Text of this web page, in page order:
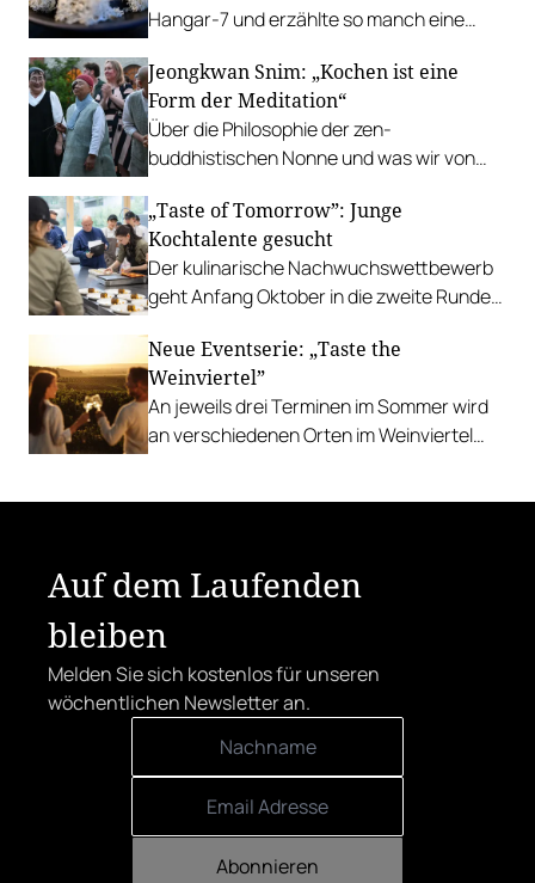
Hangar-7 und erzählte so manch eine
Jeongkwan Snim: „Kochen ist eine
Form der Meditation“
Über die Philosophie der zen-
buddhistischen Nonne und was wir von
„Taste of Tomorrow”: Junge
Kochtalente gesucht
Der kulinarische Nachwuchswettbewerb
geht Anfang Oktober in die zweite Runde.
Neue Eventserie: „Taste the
Weinviertel”
An jeweils drei Terminen im Sommer wird
an verschiedenen Orten im Weinviertel
Auf dem Laufenden
bleiben
Melden Sie sich kostenlos für unseren
wöchentlichen Newsletter an.
Abonnieren